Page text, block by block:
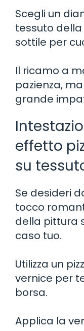
Scegli un
tessuto
sottile per
Il ricamo a
pazienza,
grande
effetto
su
Se desideri
tocco
della pittura
caso tuo.
Utilizza un
vernice per
borsa.
Applica la